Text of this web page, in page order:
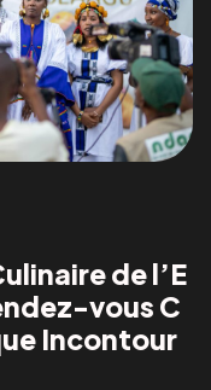
de l’E
vous C
Incontour